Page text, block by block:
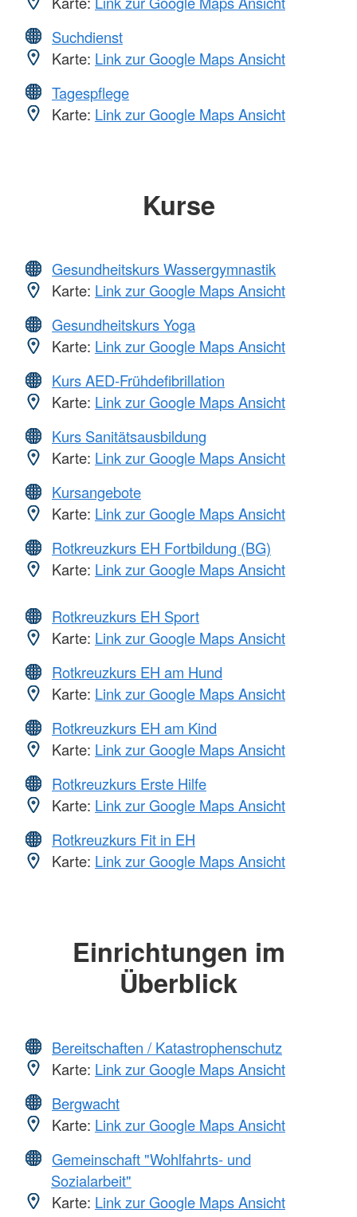
Suchdienst
Karte: Link zur Google Maps Ansicht
Tagespflege
Karte: Link zur Google Maps Ansicht
Kurse
Gesundheitskurs Wassergymnastik
Karte: Link zur Google Maps Ansicht
Gesundheitskurs Yoga
Karte: Link zur Google Maps Ansicht
Kurs AED-Frühdefibrillation
Karte: Link zur Google Maps Ansicht
Kurs Sanitätsausbildung
Karte: Link zur Google Maps Ansicht
Kursangebote
Karte: Link zur Google Maps Ansicht
Rotkreuzkurs EH Fortbildung (BG)
Karte: Link zur Google Maps Ansicht
Rotkreuzkurs EH Sport
Karte: Link zur Google Maps Ansicht
Rotkreuzkurs EH am Hund
Karte: Link zur Google Maps Ansicht
Rotkreuzkurs EH am Kind
Karte: Link zur Google Maps Ansicht
Rotkreuzkurs Erste Hilfe
Karte: Link zur Google Maps Ansicht
Rotkreuzkurs Fit in EH
Karte: Link zur Google Maps Ansicht
Einrichtungen im
Überblick
Bereitschaften / Katastrophenschutz
Karte: Link zur Google Maps Ansicht
Bergwacht
Karte: Link zur Google Maps Ansicht
Gemeinschaft "Wohlfahrts- und
Sozialarbeit"
Karte: Link zur Google Maps Ansicht